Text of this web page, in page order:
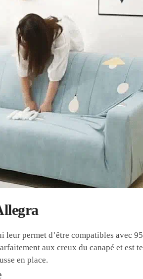
leur permet d’être compatibles avec
aux creux du canapé et est
en place.